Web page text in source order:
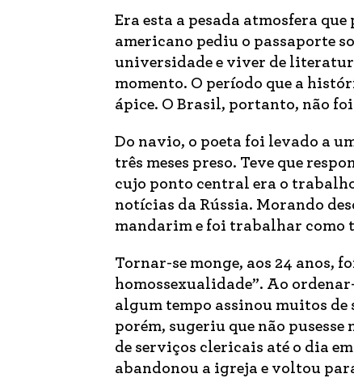
Era esta a pesada atmosfera
americano pediu o passaporte
universidade e viver de
momento. O período que a
ápice. O Brasil, portanto, não
Do navio, o poeta foi levado a
três meses preso. Teve que
cujo ponto central era o
notícias da Rússia. Morando
mandarim e foi trabalhar como
Tornar-se monge, aos 24 anos,
homossexualidade”. Ao
algum tempo assinou muitos de
porém, sugeriu que não
de serviços clericais até o dia
abandonou a igreja e voltou